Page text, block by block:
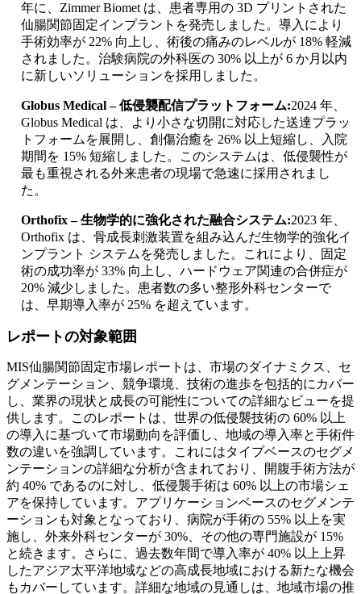
年に、Zimmer Biomet は、患者専用の 3D プリントされた
仙腸関節固定インプラントを発売しました。導入により
手術効​​率が 22% 向上し、術後の痛みのレベルが 18% 軽減
されました。治験病院の外科医の 30% 以上が 6 か月以内
に新しいソリューションを採用しました。
Globus Medical – 低侵襲配信プラットフォーム:2024 年、
Globus Medical は、より小さな切開に対応した送達プラッ
トフォームを展開し、創傷治癒を 26% 以上短縮し、入院
期間を 15% 短縮しました。このシステムは、低侵襲性が
最も重視される外来患者の現場で急速に採用されまし
た。
Orthofix – 生物学的に強化された融合システム:2023 年、
Orthofix は、骨成長刺激装置を組み込んだ生物学的強化イ
ンプラント システムを発売しました。これにより、固定
術の成功率が 33% 向上し、ハードウェア関連の合併症が
20% 減少しました。患者数の多い整形外科センターで
は、早期導入率が 25% を超えています。
レポートの対象範囲
MIS仙腸関節固定市場レポートは、市場のダイナミクス、セ
グメンテーション、競争環境、技術の進歩を包括的にカバー
し、業界の現状と成長の可能性についての詳細なビューを提
供します。このレポートは、世界の低侵襲技術の 60% 以上
の導入に基づいて市場動向を評価し、地域の導入率と手術件
数の違いを強調しています。これにはタイプベースのセグメ
ンテーションの詳細な分析が含まれており、開腹手術方法が
約 40% であるのに対し、低侵襲手術は 60% 以上の市場シェ
アを保持しています。アプリケーションベースのセグメンテ
ーションも対象となっており、病院が手術の 55% 以上を実
施し、外来外科センターが 30%、その他の専門施設が 15%
と続きます。さらに、過去数年間で導入率が 40% 以上上昇
したアジア太平洋地域などの高成長地域における新たな機会
もカバーしています。詳細な地域の見通しは、地域市場の推